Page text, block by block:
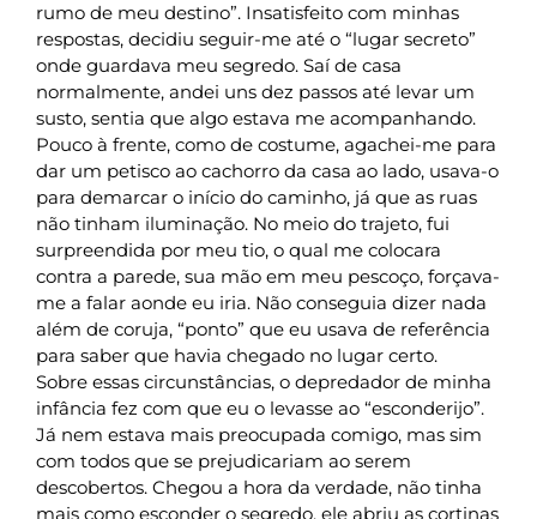
rumo de meu destino”. Insatisfeito com minhas
respostas, decidiu seguir-me até o “lugar secreto”
onde guardava meu segredo. Saí de casa
normalmente, andei uns dez passos até levar um
susto, sentia que algo estava me acompanhando.
Pouco à frente, como de costume, agachei-me para
dar um petisco ao cachorro da casa ao lado, usava-o
para demarcar o início do caminho, já que as ruas
não tinham iluminação. No meio do trajeto, fui
surpreendida por meu tio, o qual me colocara
contra a parede, sua mão em meu pescoço, forçava-
me a falar aonde eu iria. Não conseguia dizer nada
além de coruja, “ponto” que eu usava de referência
para saber que havia chegado no lugar certo.
Sobre essas circunstâncias, o depredador de minha
infância fez com que eu o levasse ao “esconderijo”.
Já nem estava mais preocupada comigo, mas sim
com todos que se prejudicariam ao serem
descobertos. Chegou a hora da verdade, não tinha
mais como esconder o segredo, ele abriu as cortinas